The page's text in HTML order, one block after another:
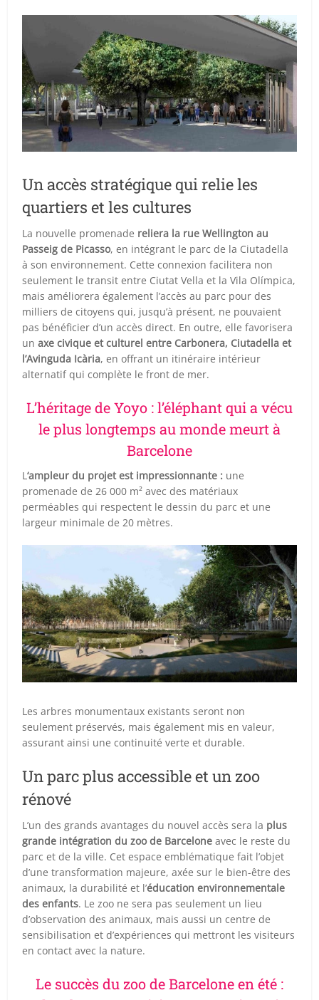
Un accès stratégique qui relie les
quartiers et les cultures
La nouvelle promenade reliera la rue Wellington au
Passeig de Picasso, en intégrant le parc de la Ciutadella
à son environnement. Cette connexion facilitera non
seulement le transit entre Ciutat Vella et la Vila Olímpica,
mais améliorera également l’accès au parc pour des
milliers de citoyens qui, jusqu’à présent, ne pouvaient
pas bénéficier d’un accès direct. En outre, elle favorisera
unaxe civique et culturel entre Carbonera, Ciutadella et
l’Avinguda Icària, en offrant un itinéraire intérieur
alternatif qui complète le front de mer.
L’héritage de Yoyo : l’éléphant qui a vécu
le plus longtemps au monde meurt à
Barcelone
L‘ampleur du projet est impressionnante : une
promenade de 26 000 m² avec des matériaux
perméables qui respectent le dessin du parc et une
largeur minimale de 20 mètres.
Les arbres monumentaux existants seront non
seulement préservés, mais également mis en valeur,
assurant ainsi une continuité verte et durable.
Un parc plus accessible et un zoo
rénové
L’un des grands avantages du nouvel accès sera la plus
grande intégration du zoo de Barcelone avec le reste du
parc et de la ville. Cet espace emblématique fait l’objet
d’une transformation majeure, axée sur le bien-être des
animaux, la durabilité et l’éducation environnementale
des enfants. Le zoo ne sera pas seulement un lieu
d’observation des animaux, mais aussi un centre de
sensibilisation et d’expériences qui mettront les visiteurs
en contact avec la nature.
Le succès du zoo de Barcelone en été :